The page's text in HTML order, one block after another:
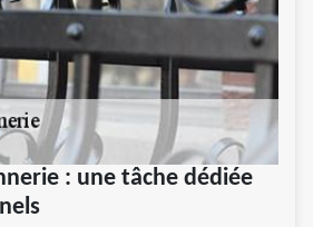
: une tâche dédiée